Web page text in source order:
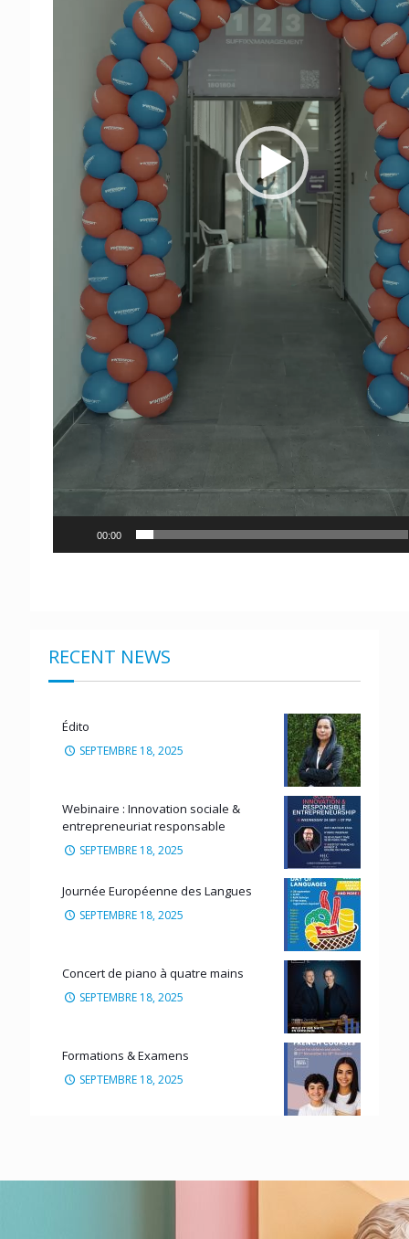
00:00
RECENT NEWS
Édito
SEPTEMBRE 18, 2025
Webinaire : Innovation sociale &
entrepreneuriat responsable
SEPTEMBRE 18, 2025
Journée Européenne des Langues
SEPTEMBRE 18, 2025
Concert de piano à quatre mains
SEPTEMBRE 18, 2025
Formations & Examens
SEPTEMBRE 18, 2025